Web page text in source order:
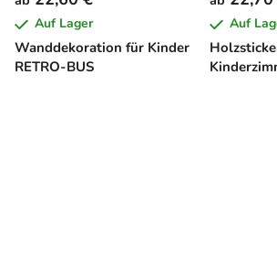
Wanddekoration für Kinder
RETRO-BUS
Auf Lager Auf